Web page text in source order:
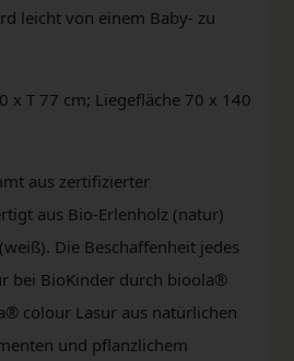
leicht von einem Baby- zu
x T 77 cm; Liegefläche 70 x 140
aus zertifizierter
aus Bio-Erlenholz (natur)
Die Beschaffenheit jedes
bei BioKinder durch bioola®
colour Lasur aus natürlichen
und pflanzlichem